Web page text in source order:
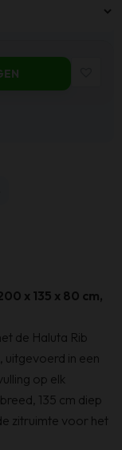
x 135 x 80 cm,
de Haluta Rib
uitgevoerd in een
op elk
135 cm diep
zitruimte voor het